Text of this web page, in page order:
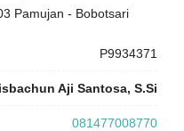
Pamujan - Bobotsari
P9934371
Aji Santosa, S.Si
081477008770